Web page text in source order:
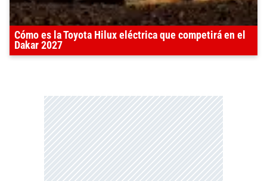
Cómo es la Toyota Hilux eléctrica que competirá en el
Dakar 2027